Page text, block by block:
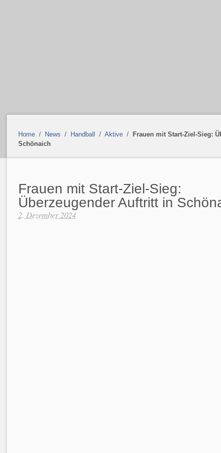
Home / News / Handball / Aktive /
Frauen mit Start-Ziel-Sieg:
Schönaich
Frauen mit Start-Ziel-Sieg:
Überzeugender Auftritt in
2. Dezember 2024